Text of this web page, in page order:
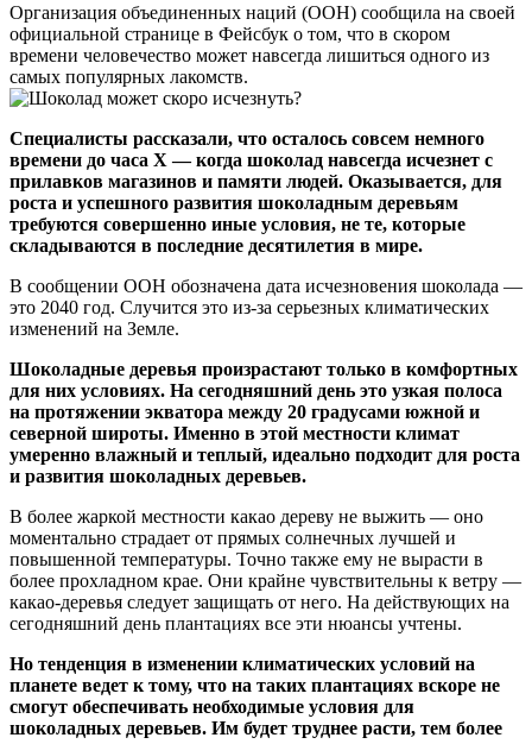
Организация объединенных наций (ООН) сообщила на своей
официальной странице в Фейсбук о том, что в скором
времени человечество может навсегда лишиться одного из
самых популярных лакомств.
Специалисты рассказали, что осталось совсем немного
времени до часа X — когда шоколад навсегда исчезнет с
прилавков магазинов и памяти людей. Оказывается, для
роста и успешного развития шоколадным деревьям
требуются совершенно иные условия, не те, которые
складываются в последние десятилетия в мире.
В сообщении ООН обозначена дата исчезновения шоколада —
это 2040 год. Случится это из-за серьезных климатических
изменений на Земле.
Шоколадные деревья произрастают только в комфортных
для них условиях. На сегодняшний день это узкая полоса
на протяжении экватора между 20 градусами южной и
северной широты. Именно в этой местности климат
умеренно влажный и теплый, идеально подходит для роста
и развития шоколадных деревьев.
В более жаркой местности какао дереву не выжить — оно
моментально страдает от прямых солнечных лучшей и
повышенной температуры. Точно также ему не вырасти в
более прохладном крае. Они крайне чувствительны к ветру —
какао-деревья следует защищать от него. На действующих на
сегодняшний день плантациях все эти нюансы учтены.
Но тенденция в изменении климатических условий на
планете ведет к тому, что на таких плантациях вскоре не
смогут обеспечивать необходимые условия для
шоколадных деревьев. Им будет труднее расти, тем более